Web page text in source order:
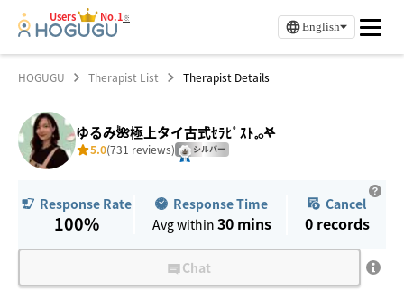
Users No.1※
English
HOGUGU Therapist List Therapist Details
ゆるみ🌺極上タイ古式ｾﾗﾋﾟｽﾄ𓈒𓂂𖤐
5.0(731 reviews) シルバー
Response Rate
100%
Response Time
Avg within 30 mins
Cancel
0 records
Chat